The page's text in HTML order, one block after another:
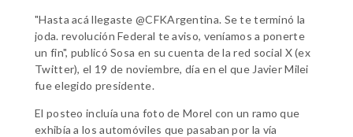
"Hasta acá llegaste @CFKArgentina. Se te terminó la
joda. revolución Federal te aviso, veníamos a ponerte
un fin", publicó Sosa en su cuenta de la red social X (ex
Twitter), el 19 de noviembre, día en el que Javier Milei
fue elegido presidente.
El posteo incluía una foto de Morel con un ramo que
exhibía a los automóviles que pasaban por la vía